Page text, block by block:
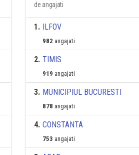
de angajati
1. ILFOV
982 angajati
2. TIMIS
919 angajati
3. MUNICIPIUL BUCURESTI
878 angajati
4. CONSTANTA
753 angajati